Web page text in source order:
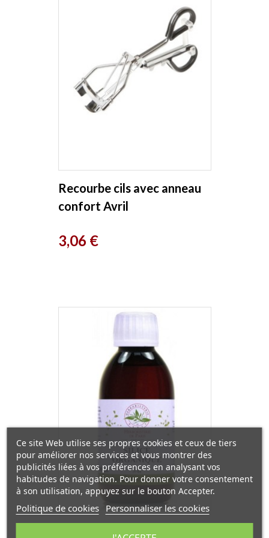
Recourbe cils avec anneau
confort Avril
Prix
3,06 €
Phyto-concentré Silice
Ce site Web utilise ses propres cookies et ceux de tiers
pour améliorer nos services et vous montrer des
publicités liées à vos préférences en analysant vos
habitudes de navigation. Pour donner votre consentement
à son utilisation, appuyez sur le bouton Accepter.
Politique de cookies Personnaliser les cookies